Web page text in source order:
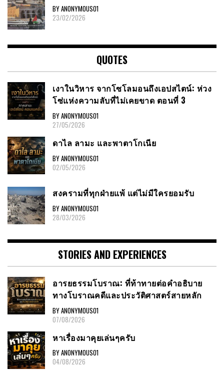
BY ANONYMOUS01
23/02/2026
QUOTES
เงาในวิหาร จากโซโลมอนถึงเอปสไตน์: ห่วง
โซ่แห่งความลับที่ไม่เคยขาด ตอนที่ 3
BY ANONYMOUS01
27/05/2026
ดาไล ลามะ และพาตาโกเนีย
BY ANONYMOUS01
02/05/2026
สงครามที่ทุกฝ่ายแพ้ แต่ไม่มีใครยอมรับ
BY ANONYMOUS01
28/03/2026
STORIES AND EXPERIENCES
อารยธรรมโบราณ: ที่ท้าทายต่อคำอธิบาย
ทางโบราณคดีและประวัติศาสตร์สายหลัก
BY ANONYMOUS01
07/08/2026
หาเรื่องมาคุยเล่นๆครับ
BY ANONYMOUS01
04/08/2026